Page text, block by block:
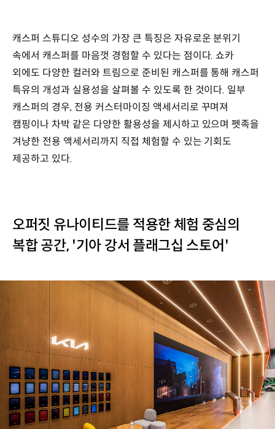
캐스퍼 스튜디오 성수의 가장 큰 특징은 자유로운 분위기
속에서 캐스퍼를 마음껏 경험할 수 있다는 점이다. 쇼카
외에도 다양한 컬러와 트림으로 준비된 캐스퍼를 통해 캐스퍼
특유의 개성과 실용성을 살펴볼 수 있도록 한 것이다. 일부
캐스퍼의 경우, 전용 커스터마이징 액세서리로 꾸며져
캠핑이나 차박 같은 다양한 활용성을 제시하고 있으며 펫족을
겨냥한 전용 액세서리까지 직접 체험할 수 있는 기회도
제공하고 있다.
오퍼짓 유나이티드를 적용한 체험 중심의
복합 공간, '기아 강서 플래그십 스토어'